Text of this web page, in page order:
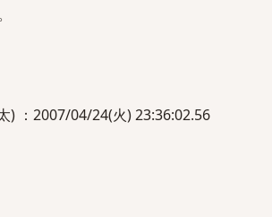
) ：2007/04/24(火) 23:36:02.56